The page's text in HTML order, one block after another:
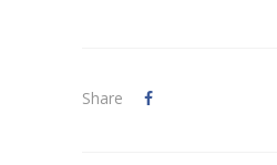
Share